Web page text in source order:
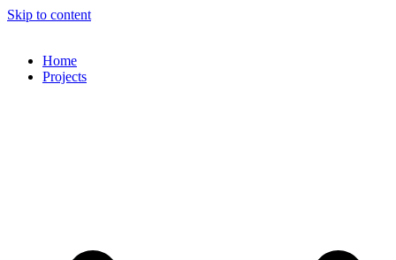
Skip to content
Home
Projects